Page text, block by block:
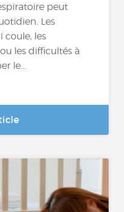
peut
Les
coule, les
les difficultés à
le...